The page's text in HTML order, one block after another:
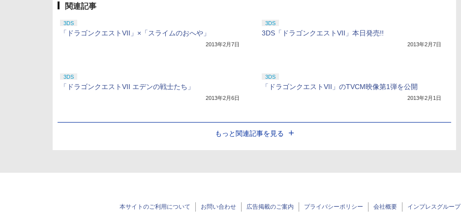
関連記事
3DS
「ドラゴンクエストVII」×「スライムのおへや」
2013年2月7日
3DS
3DS「ドラゴンクエストVII」本日発売!!
2013年2月7日
3DS
「ドラゴンクエストVII エデンの戦士たち」
2013年2月6日
3DS
「ドラゴンクエストVII」のTVCM映像第1弾を公開
2013年2月1日
もっと関連記事を見る
本サイトのご利用について お問い合わせ 広告掲載のご案内 プライバシーポリシー 会社概要 インプレスグループ